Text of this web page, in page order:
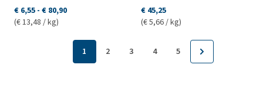
€ 6,55 - € 80,90
(€ 13,48 / kg)
€ 45,25
(€ 5,66 / kg)
1 2 3 4 5